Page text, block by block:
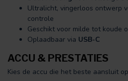
Ultralicht, vingerloos ontwerp
controle
Geschikt voor milde tot koude
Oplaadbaar via USB-C
ACCU & PRESTATIES
Kies de accu die het beste aansluit